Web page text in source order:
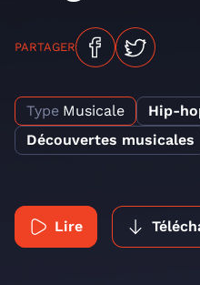
PARTAGER
Type Musicale
Hip-
Découvertes musicales
Lire